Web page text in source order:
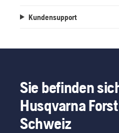
Kundensupport
Sie befinden
Husqvarna
Schweiz